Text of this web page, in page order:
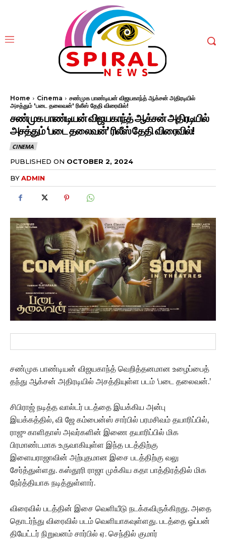
Home Cinema
சண்முக பாண்டியன் விஜயகாந்த் ஆக்சன் அதிரடியில்
அசத்தும் 'படை தலைவன்' ரிலீஸ் தேதி விரைவில்!
சண்முக பாண்டியன் விஜயகாந்த் ஆக்சன் அதிரடியில்
அசத்தும் ‘படை தலைவன்’ ரிலீஸ் தேதி விரைவில்!
CINEMA
PUBLISHED ON OCTOBER 2, 2024
BYADMIN
சண்முக பாண்டியன் விஜயகாந்த் வெறித்தனமான உழைப்பைத்
தந்து ஆக்சன் அதிரடியில் அசத்தியுள்ள படம் ‘படை தலைவன்.’
சிபிராஜ் நடித்த வால்டர் படத்தை இயக்கிய அன்பு
இயக்கத்தில், வி ஜே கம்பைன்ஸ் சார்பில் பரமசிவம் தயாரிப்பில்,
ராஜு காளிதாஸ் அவர்களின் இணை தயாரிப்பில் மிக
பிரமாண்டமாக உருவாகியுள்ள இந்த படத்திற்கு
இளையராஜாவின் அற்புதமான இசை படத்திற்கு வலு
சேர்த்துள்ளது. கஸ்தூரி ராஜா முக்கிய கதா பாத்திரத்தில் மிக
நேர்த்தியாக நடித்துள்ளார்.
விரைவில் படத்தின் இசை வெளியீடு நடக்கவிருக்கிறது. அதை
தொடர்ந்து விரைவில் படம் வெளியாகவுள்ளது. படத்தை ஓப்பன்
தியேட்டர் நிறுவனம் சார்பில் ஏ. செந்தில் குமார்